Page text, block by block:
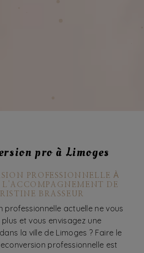
pro à Limoges
PROFESSIONNELLE À
L'ACCOMPAGNEMENT DE
BRASSEUR
professionnelle actuelle ne vous
et vous envisagez une
la ville de Limoges ? Faire le
professionnelle est